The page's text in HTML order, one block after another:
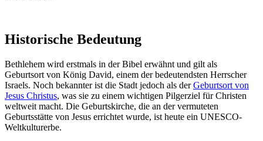
Historische Bedeutung
Bethlehem wird erstmals in der Bibel erwähnt und gilt als
Geburtsort von König David, einem der bedeutendsten Herrscher
Israels. Noch bekannter ist die Stadt jedoch als derGeburtsort von
Jesus Christus, was sie zu einem wichtigen Pilgerziel für Christen
weltweit macht. Die Geburtskirche, die an der vermuteten
Geburtsstätte von Jesus errichtet wurde, ist heute ein UNESCO-
Weltkulturerbe.